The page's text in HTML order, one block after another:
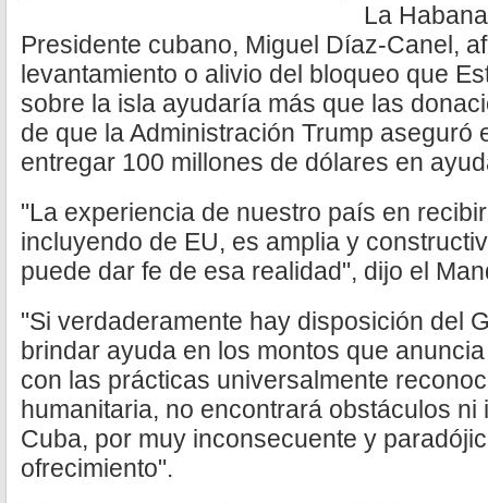
La
Presidente cubano, Miguel Díaz-Canel,
levantamiento o alivio del bloqueo que
sobre la isla ayudaría más que las
de que la Administración Trump aseguró
entregar 100 millones de dólares en
"La experiencia de nuestro país en
incluyendo de EU, es amplia y
puede dar fe de esa realidad", dijo el
"Si verdaderamente hay disposición del
brindar ayuda en los montos que
con las prácticas universalmente
humanitaria, no encontrará obstáculos ni
Cuba, por muy inconsecuente y
ofrecimiento".